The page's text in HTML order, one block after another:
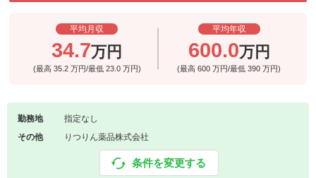
平均月収
34.7万円
(最高 35.2 万円/最低 23.0 万円)
平均年収
600.0万円
(最高600万円/最低390万円)
勤務地
指定なし
その他
りつりん薬品株式会社
条件を変更する